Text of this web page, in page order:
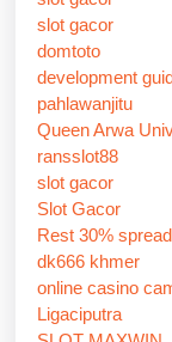
slot gacor
domtoto
development
pahlawanjitu
Queen Arwa
ransslot88
slot gacor
Slot Gacor
Rest 30%
dk666 khmer
online casino
Ligaciputra